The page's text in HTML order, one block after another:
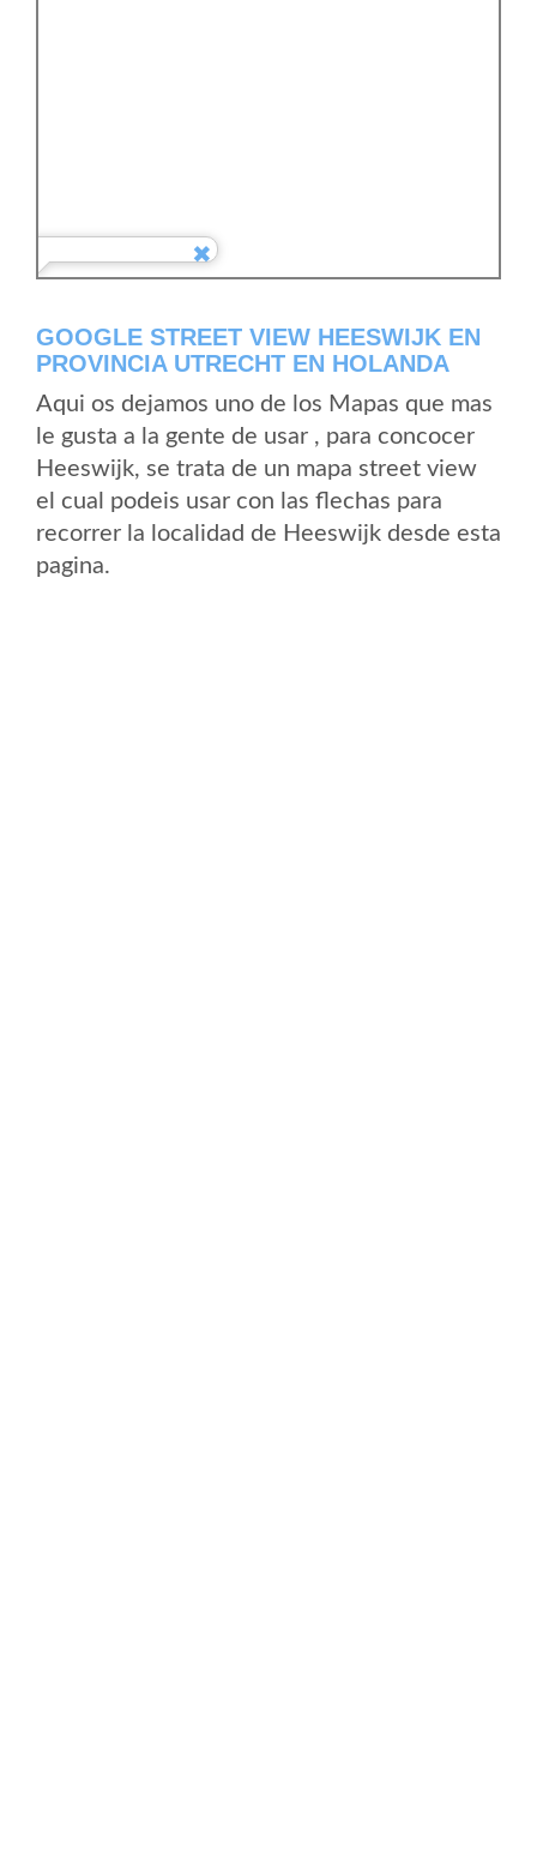
GOOGLE STREET VIEW HEESWIJK EN
PROVINCIA UTRECHT EN HOLANDA
Aqui os dejamos uno de los Mapas que mas
le gusta a la gente de usar , para concocer
Heeswijk, se trata de un mapa street view
el cual podeis usar con las flechas para
recorrer la localidad de Heeswijk desde esta
pagina.